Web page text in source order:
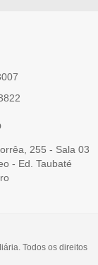
255 - Sala 03
- Ed. Taubaté
Todos os direitos